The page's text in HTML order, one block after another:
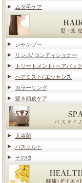
ムダ毛ケア
シャンプー
リンス/ コンディショナー
トリートメント/ ヘアパック
ヘアミスト/ エッセンス
カラーリング
髪＆頭皮ケア
入浴剤
バスソルト
その他